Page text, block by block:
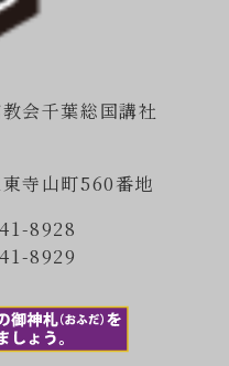
会千葉総国講社
寺山町560番地
8928
8929